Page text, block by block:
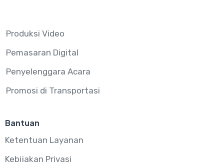
Produksi Video
Pemasaran Digital
Penyelenggara Acara
Promosi di Transportasi
Bantuan
Ketentuan Layanan
Kebijakan Privasi